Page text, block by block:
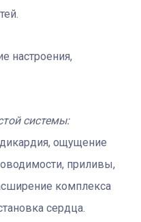
настроения,
системы:
ощущение
приливы,
комплекса
сердца.